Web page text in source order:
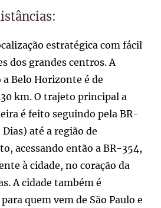
estratégica com fácil
dos grandes centros. A
Belo Horizonte é de
km. O trajeto principal a
é feito seguindo pela BR-
até a região de
acessando então a BR-354,
à cidade, no coração da
A cidade também é
quem vem de São Paulo e